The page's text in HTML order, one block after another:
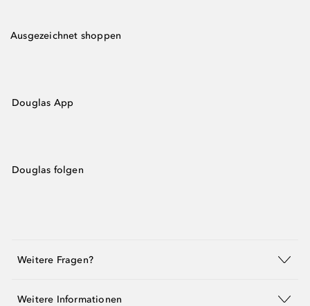
Ausgezeichnet shoppen
Douglas App
Douglas folgen
Weitere Fragen?
Weitere Informationen